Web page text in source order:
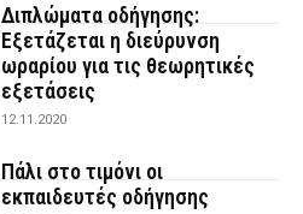
Διπλώματα οδήγησης:
Εξετάζεται η διεύρυνση
ωραρίου για τις θεωρητικές
εξετάσεις
12.11.2020
Πάλι στο τιμόνι οι
εκπαιδευτές οδήγησης